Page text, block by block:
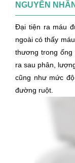
NGUYÊN
Đại tiện ra máu
ngoài có thấy
thương trong ống
ra sau phân,
cũng như mức
đường ruột.